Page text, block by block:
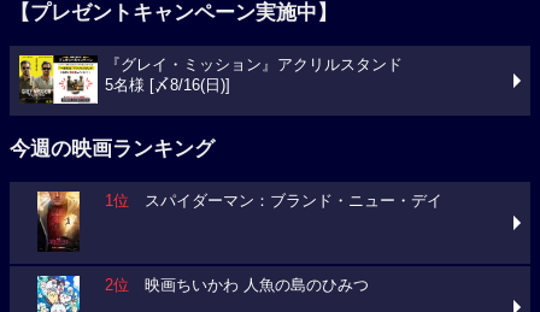
【プレゼントキャンペーン実施中】
『グレイ・ミッション』アクリルスタンド
5名様 [〆8/16(日)]
今週の映画ランキング
1位 スパイダーマン：ブランド・ニュー・デイ
2位 映画ちいかわ 人魚の島のひみつ